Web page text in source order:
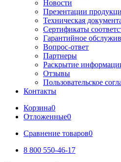
Новости
Презентации
Техническая
Сертификаты
Гарантийное
Вопрос-ответ
Партнеры
Раскрытие
Отзывы
Пользовательское
Контакты
Корзина0
Отложенные0
Сравнение товаров0
8 800 550-46-17